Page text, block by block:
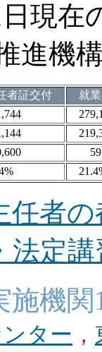
現在
進機
者証交付
就
任者
法定講
施機
ター ，